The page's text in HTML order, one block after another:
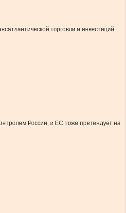
торговли и инвестиций.
России, и ЕС тоже претендует на